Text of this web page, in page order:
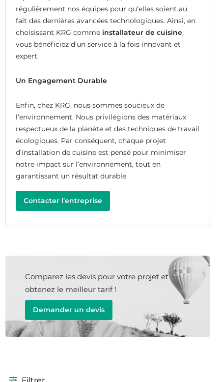
régulièrement nos équipes pour qu’elles soient au
fait des dernières avancées technologiques. Ainsi, en
choisissant KRG comme installateur de cuisine,
vous bénéficiez d’un service à la fois innovant et
expert.
Un Engagement Durable
Enfin, chez KRG, nous sommes soucieux de
l’environnement. Nous privilégions des matériaux
respectueux de la planète et des techniques de travail
écologiques. Par conséquent, chaque projet
d’installation de cuisine est pensé pour minimiser
notre impact sur l’environnement, tout en
garantissant un résultat durable.
Contacter l'entreprise
Comparez les devis pour votre projet et
obtenez le meilleur tarif !
Demander un devis